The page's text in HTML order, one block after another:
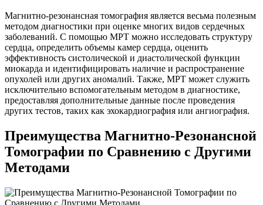
Магнитно-резонансная томография является весьма полезным
методом диагностики при оценке многих видов сердечных
заболеваний. С помощью МРТ можно исследовать структуру
сердца, определить объемы камер сердца, оценить
эффективность систолической и диастолической функции
миокарда и идентифицировать наличие и распространение
опухолей или других аномалий. Также, МРТ может служить
исключительно вспомогательным методом в диагностике,
предоставляя дополнительные данные после проведения
других тестов, таких как эхокардиография или ангиография.
Преимущества Магнитно-Резонансной
Томографии по Сравнению с Другими
Методами